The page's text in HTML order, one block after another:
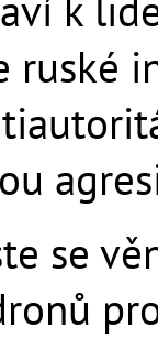
ruské
se